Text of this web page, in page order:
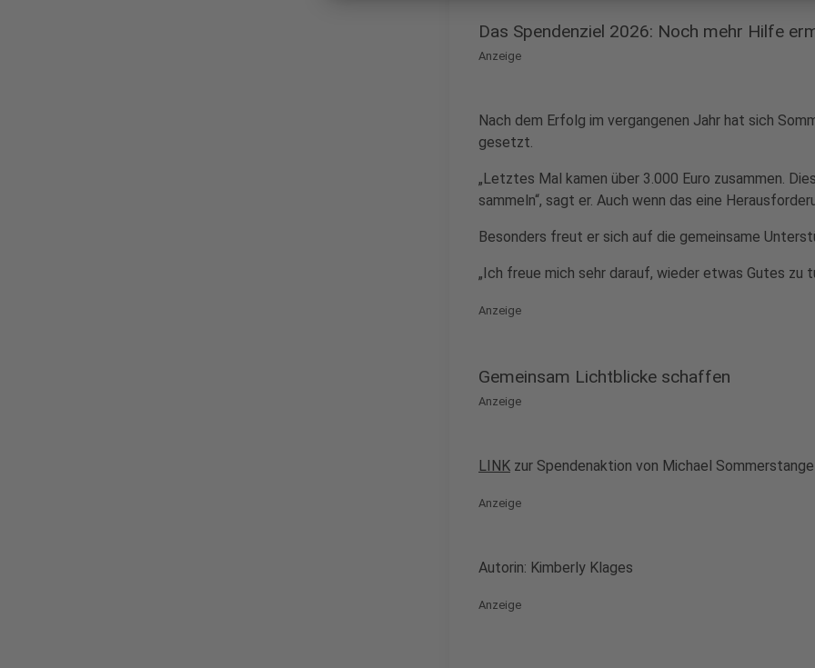
Das Spendenziel 2026: Noch mehr Hilfe
Anzeige
Nach dem Erfolg im vergangenen Jahr hat sich
gesetzt.
„Letztes Mal kamen über 3.000 Euro zusammen.
sammeln“, sagt er. Auch wenn das eine
Besonders freut er sich auf die gemeinsame
„Ich freue mich sehr darauf, wieder etwas Gutes zu
Anzeige
Gemeinsam Lichtblicke schaffen
Anzeige
LINK zur Spendenaktion von Michael Sommerstange
Anzeige
Autorin: Kimberly Klages
Anzeige